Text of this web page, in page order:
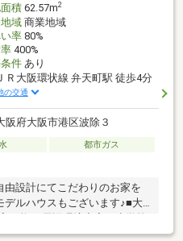
積62.57m2
域商業地域
率80%
400%
件あり
ＪＲ大阪環状線 弁天町駅 徒歩4分
の交通
阪府大阪市港区波除３
都市ガス
設計にてこだわりのお家を
ルハウスもございます♪■大
可能♪□周辺環境充実！小学校
ローンでお悩みの方もプロ